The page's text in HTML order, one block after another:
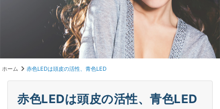
ホーム 赤色LEDは頭皮の活性、青色LED
赤色LEDは頭皮の活性、青色LED